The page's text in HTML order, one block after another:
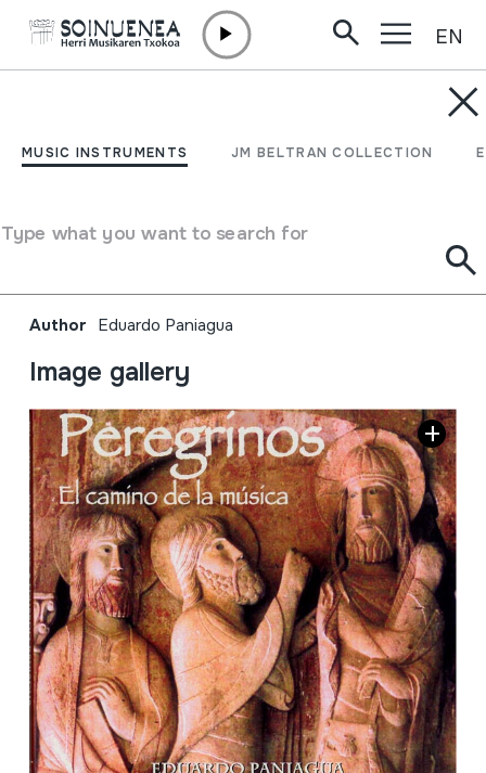
MUSIC INSTRUMENTS JM BELTRAN COLLECTION
Type what you want to search for
EN
Peregrinos; El camino de
Santa María de Alfonso X
Author Eduardo Paniagua
Image gallery